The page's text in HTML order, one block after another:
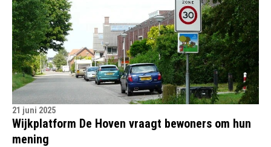
21 juni 2025
Wijkplatform De Hoven vraagt bewoners om hun
mening